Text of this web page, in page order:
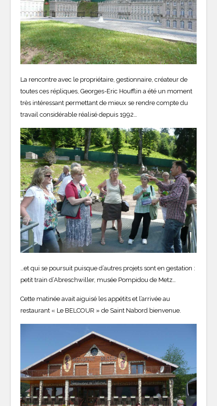
La rencontre avec le propriétaire, gestionnaire, créateur de
toutes ces répliques, Georges-Eric Houfflin a été un moment
très intéressant permettant de mieux se rendre compte du
travail considérable réalisé depuis 1992…
…et qui se poursuit puisque d’autres projets sont en gestation :
petit train d’Abreschwiller, musée Pompidou de Metz…
Cette matinée avait aiguisé les appétits et l’arrivée au
restaurant « Le BELCOUR » de Saint Nabord bienvenue.